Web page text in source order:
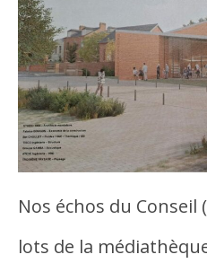
Nos échos du Conseil
lots de la